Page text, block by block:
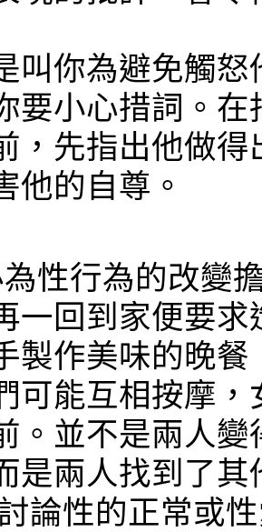
叫你為避免觸
要小心措詞。
，先指出他做得
他的自尊。
性行為的改變
一回到家便要
製作美味的晚
可能互相按摩
。並不是兩人
是兩人找到了
論性的正常或